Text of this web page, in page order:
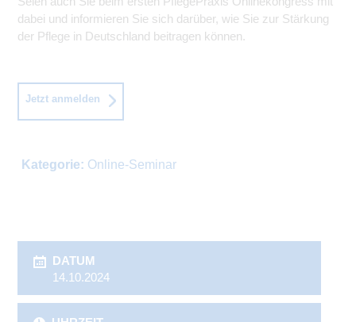
dabei und informieren Sie sich darüber, wie Sie zur Stärkung
der Pflege in Deutschland beitragen können.
Jetzt anmelden
Kategorie: Online-Seminar
DATUM
14.10.2024